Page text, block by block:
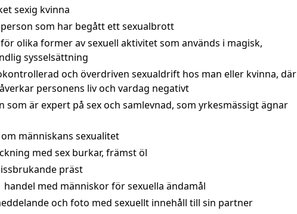
sexig kvinna
person som har begått ett sexualbrott
olika former av sexuell aktivitet som används i magisk,
sysselsättning
och överdriven sexualdrift hos man eller kvinna, där
personens liv och vardag negativt
som är expert på sex och samlevnad, som yrkesmässigt ägnar
människans sexualitet
med sex burkar, främst öl
präst
handel med människor för sexuella ändamål
och foto med sexuellt innehåll till sin partner